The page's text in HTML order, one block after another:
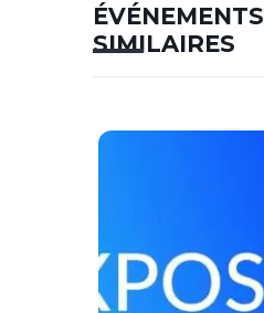
ÉVÉNEMENTS
SIMILAIRES